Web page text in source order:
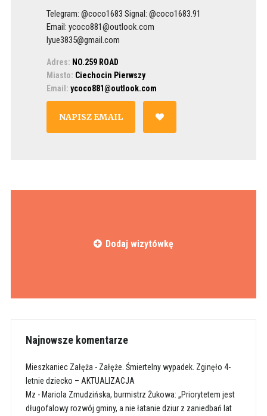
Telegram: @coco1683 Signal: @coco1683.91
Email: ycoco881@outlook.com
lyue3835@gmail.com
Adres: NO.259 ROAD
Miasto: Ciechocin Pierwszy
Email: ycoco881@outlook.com
NAPISZ EMAIL
Dodaj wizytówkę
Najnowsze komentarze
Mieszkaniec Załęża - Załęże. Śmiertelny wypadek. Zginęło 4-
letnie dziecko – AKTUALIZACJA
Mz - Mariola Zmudzińska, burmistrz Żukowa: „Priorytetem jest
długofalowy rozwój gminy, a nie łatanie dziur z zaniedbań lat